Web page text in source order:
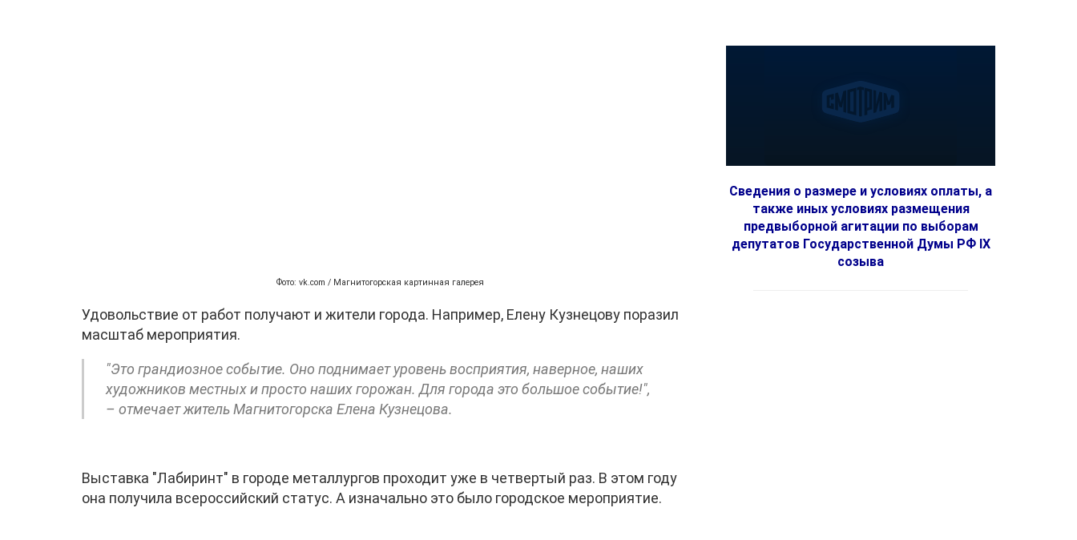
Фото: vk.com / Магнитогорская картинная галерея
Удовольствие от работ получают и жители города. Например, Елену Кузнецову поразил
масштаб мероприятия.
"Это грандиозное событие. Оно поднимает уровень восприятия, наверное, наших
художников местных и просто наших горожан. Для города это большое событие!",
– отмечает житель Магнитогорска Елена Кузнецова.
Выставка "Лабиринт" в городе металлургов проходит уже в четвертый раз. В этом году
она получила всероссийский статус. А изначально это было городское мероприятие.
Сведения о размере и условиях оплаты, а
также иных условиях размещения
предвыборной агитации по выборам
депутатов Государственной Думы РФ IX
созыва